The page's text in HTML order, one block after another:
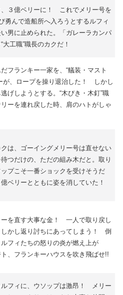
、３億ベリーに！ これでメリー号を
んで造船所へ入ろうとするルフィ
男に止められた。「ガレーラカンパ
大工職”職長のカクだ！
フランキー一家を、“艤装・マスト
が、ロープを操り退治した！ しかし
げしようとする。“木びき・木釘”職
ーを連れ戻した時、肩のハトがしゃ
は、ゴーイングメリー号は直せない
つだけの、ただの組み木だと。取り
プこそ一番ショックを受けそうだ
ベリーとともに姿を消していた！
を直す大事な金！ 一人で取り戻し
しかし返り討ちにあってしまう！ 倒
フィたちの怒りの炎が燃え上が
、フランキーハウスを吹き飛ばせ!!
ルフィに、ウソップは激昂！ メリー